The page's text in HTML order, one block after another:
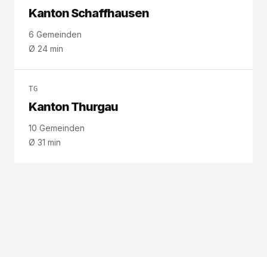
Kanton Schaffhausen
6 Gemeinden
Ø 24 min
TG
Kanton Thurgau
10 Gemeinden
Ø 31 min